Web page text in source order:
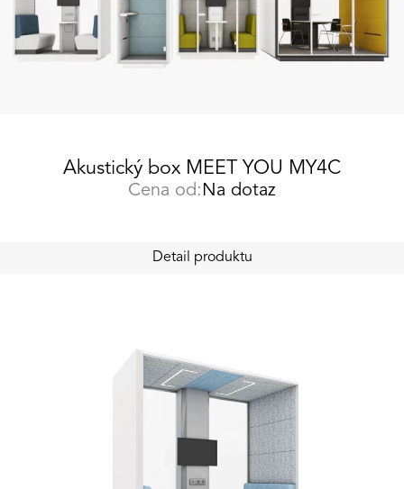
Akustický box MEET YOU MY4C
Cena od: Na dotaz
Detail produktu